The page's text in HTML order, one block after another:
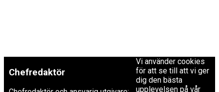
Chefredaktör
Vi använder cookies
för att se till att vi ger
dig den bästa
upplevelsen på vår